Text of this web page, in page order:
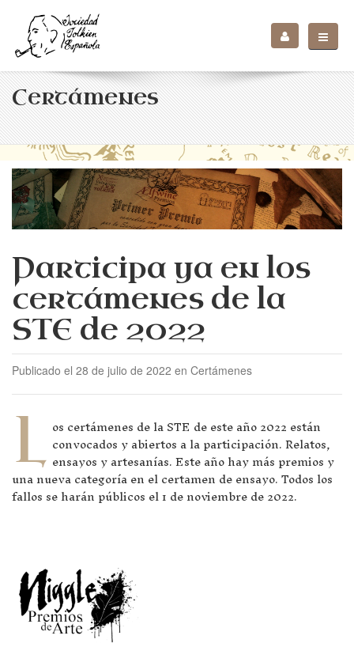
Certámenes
Participa ya en los
certámenes de la
STE de 2022
Publicado el 28 de julio de 2022 en Certámenes
L os certámenes de la STE de este año 2022 están
convocados y abiertos a la participación. Relatos,
ensayos y artesanías. Este año hay más premios y
una nueva categoría en el certamen de ensayo. Todos los
fallos se harán públicos el 1 de noviembre de 2022.